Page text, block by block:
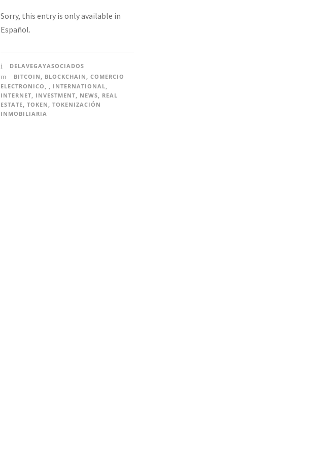
Sorry, this entry is only available in
Español.
DELAVEGAYASOCIADOS
BITCOIN
BLOCKCHAIN
COMERCIO
ELECTRONICO
INTERNATIONAL
INTERNET
INVESTMENT NEWS
REAL
ESTATE TOKEN
TOKENIZACIÓN
INMOBILIARIA